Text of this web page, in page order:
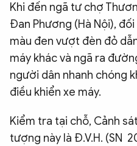
Khi đến ngã tư chợ
Đan Phương (Hà Nội),
màu đen vượt đèn đỏ
máy khác và ngã ra
người dân nhanh chóng
điều khiển xe máy.
Kiểm tra tại chỗ, Cảnh
tượng này là Đ.V.H. (SN